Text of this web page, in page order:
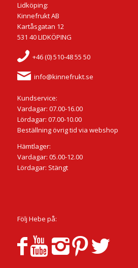
Lidköping:
Kinnefrukt AB
Kartåsgatan 12
531 40 LIDKÖPING
+46 (0) 510-48 55 50
info@kinnefrukt.se
Kundservice:
Vardagar: 07.00-16.00
Lördagar: 07.00-10.00
Beställning övrig tid via webshop
Hämtlager:
Vardagar: 05.00-12.00
Lördagar: Stängt
Följ Hebe på: